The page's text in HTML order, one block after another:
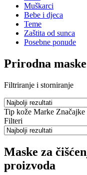
Muškarci
Bebe i djeca
Teme
Zaštita od sunca
Posebne ponude
Prirodna
Filtriranje i storniranje
Tip kože Marke Značajke
Filteri
Maske za
proizvoda